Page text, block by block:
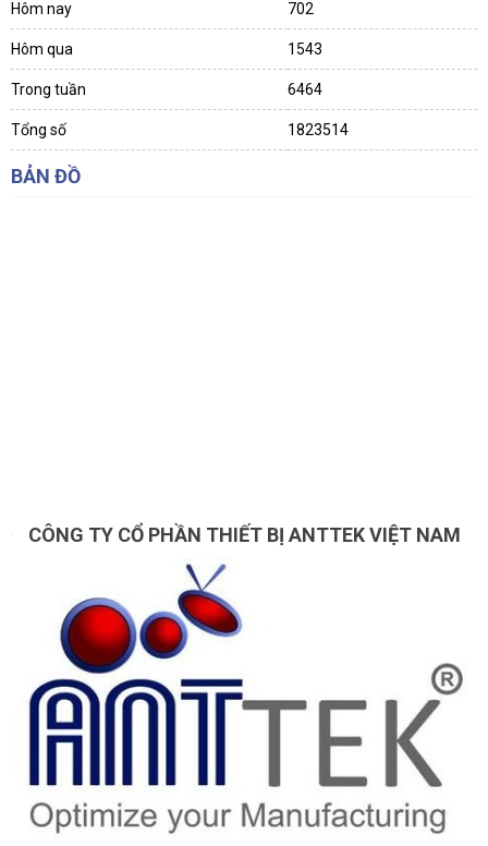
Hôm nay 702
Hôm qua 1543
Trong tuần 6464
Tổng số 1823514
BẢN ĐỒ
CÔNG TY CỔ PHẦN THIẾT BỊ ANTTEK VIỆT NAM